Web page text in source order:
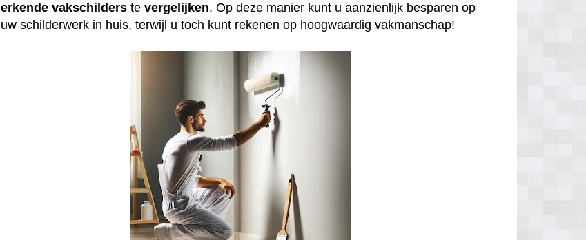
erkende vakschilders tevergelijken. Op deze manier kunt u aanzienlijk besparen op
uw schilderwerk in huis, terwijl u toch kunt rekenen op hoogwaardig vakmanschap!